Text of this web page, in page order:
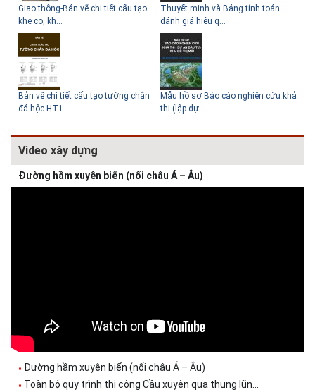
Biệt thự phố có bể bơi làm
trung tâm
Giao thông-Bản vẽ chi tiết cấu tạo
khe co, kh...
Bản vẽ chi tiết cấu tạo tường chắn
đá hộc HT1...
Thuyết minh và Bảng tính toán
đánh giá hiệu q...
Mẫu hồ sơ Báo cáo nghiên cứu khả
thi (lập dự...
Video xây dựng
Đường hầm xuyên biển (nối châu Á – Âu)
Đường hầm xuyên biển (nối châu Á – Âu)
Toàn bộ quy trình thi công Cầu xuyên qua thung lũn...